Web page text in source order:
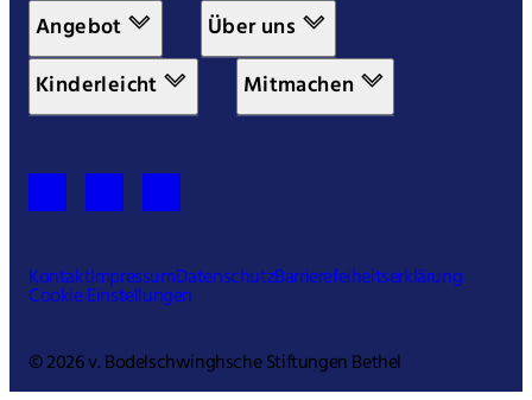
Angebot
Über uns
Kinderleicht
Mitmachen
KontaktImpressumDatenschutzBarrierefeiheitserklärung
Cookie Einstellungen
© 2026 v. Bodelschwinghsche Stiftungen Bethel